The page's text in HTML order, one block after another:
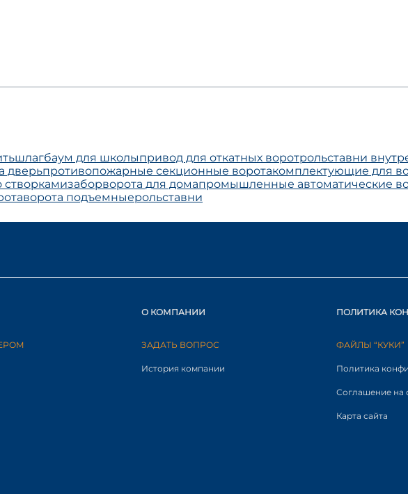
шлагбаум для школыпривод для откатных воротрольставни
дверьпротивопожарные секционные воротакомплектующие для
створкамизаборворота для домапромышленные автоматические
ворота подъемныерольставни
О КОМПАНИИ
ЗАДАТЬ ВОПРОС
История компании
ПОЛИТИКА
ФАЙЛЫ “КУКИ”
Политика
Соглашение на
Карта сайта